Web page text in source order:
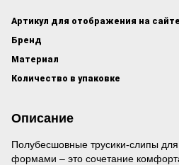
Артикул для отображения на сайте
Бренд
Материал
Количество в упаковке
Описание
Полубесшовные трусики-слипы
формами – это сочетание